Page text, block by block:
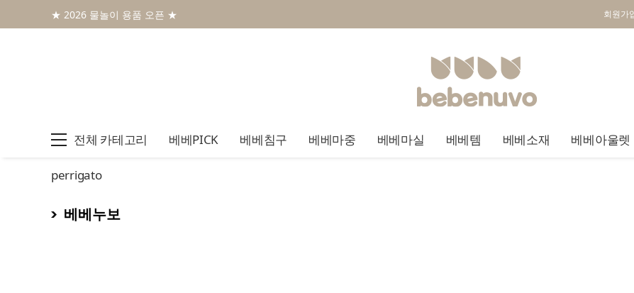
★ 2026 물놀이 용품 오픈 ★ 회원가
전체 카테고리 베베PICK 베베침구 베베마중 베베마실 베베템 베베소재 베베아울렛
perrigato
베베누보